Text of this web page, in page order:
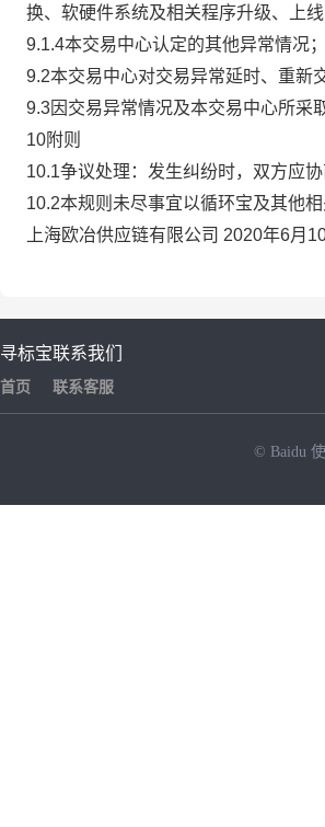
换、软硬件系统及相关程序升级、上
9.1.4本交易中心认定的其他异常情况；
9.2本交易中心对交易异常延时、重新
9.3因交易异常情况及本交易中心所采
10附则
10.1争议处理：发生纠纷时，双方应
10.2本规则未尽事宜以循环宝及其他相
上海欧冶供应链有限公司 2020年6月
寻标宝
首页
联系我们
联系客服
© Baidu